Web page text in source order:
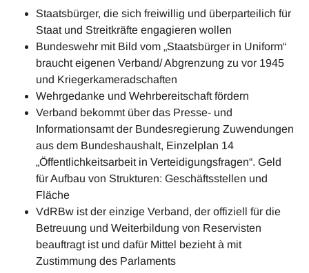
Staatsbürger, die sich freiwillig und überparteilich für
Staat und Streitkräfte engagieren wollen
Bundeswehr mit Bild vom „Staatsbürger in Uniform“
braucht eigenen Verband/ Abgrenzung zu vor 1945
und Kriegerkameradschaften
Wehrgedanke und Wehrbereitschaft fördern
Verband bekommt über das Presse- und
Informationsamt der Bundesregierung Zuwendungen
aus dem Bundeshaushalt, Einzelplan 14
„Öffentlichkeitsarbeit in Verteidigungsfragen“. Geld
für Aufbau von Strukturen: Geschäftsstellen und
Fläche
VdRBw ist der einzige Verband, der offiziell für die
Betreuung und Weiterbildung von Reservisten
beauftragt ist und dafür Mittel bezieht à mit
Zustimmung des Parlaments